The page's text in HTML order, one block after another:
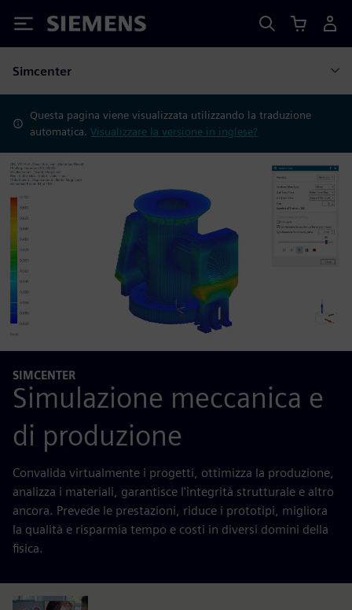
Siemens
Simcenter
Questa pagina viene visualizzata utilizzando la traduzione
automatica.Visualizzare la versione in inglese?
SIMCENTER
Simulazione meccanica e
di produzione
Convalida virtualmente i progetti, ottimizza la produzione,
analizza i materiali, garantisce l'integrità strutturale e altro
ancora. Prevede le prestazioni, riduce i prototipi, migliora
la qualità e risparmia tempo e costi in diversi domini della
fisica.